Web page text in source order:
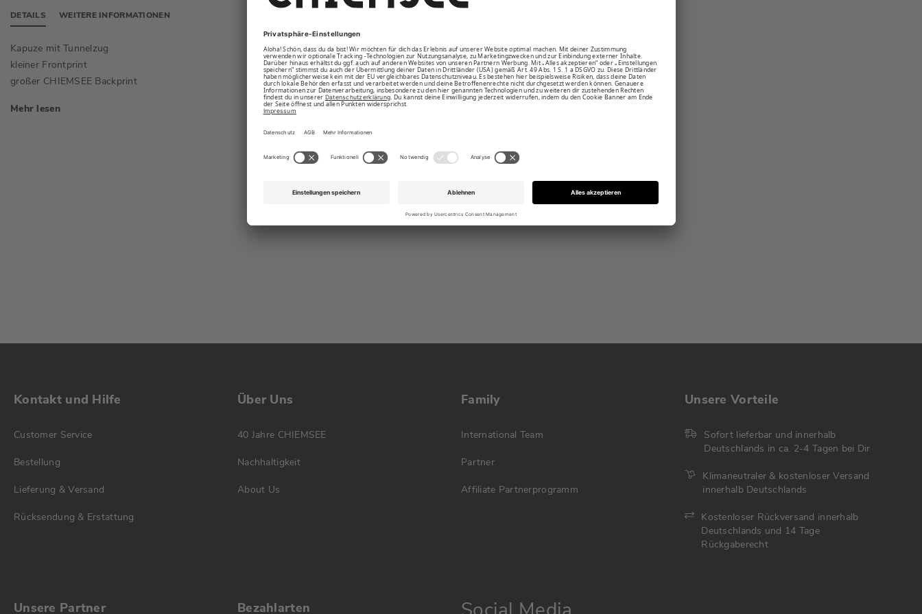
DETAILS
Kapuze mit Tunnelzug
kleiner Frontprint
großer CHIEMSEE Backprint
zwei Eingrifftaschen mit Reißverschluss
Skipasstasche am linken Unterarm
Mehr lesen
WEITERE INFORMATIONEN
Kontakt und Hilfe
Customer Service
Bestellung
Lieferung & Versand
Rücksendung & Erstattung
Über Uns
40 Jahre CHIEMSEE
Nachhaltigkeit
About Us
Family
International Team
Partner
Affiliate Partnerprogramm
Unsere Vorteile
Sofort lieferbar und innerhalb
Deutschlands in ca. 2-4 Tagen bei Dir
Klimaneutraler & kostenloser Versand
innerhalb Deutschlands
Kostenloser Rückversand innerhalb
Deutschlands und 14 Tage
Rückgaberecht
Unsere Partner Bezahlarten